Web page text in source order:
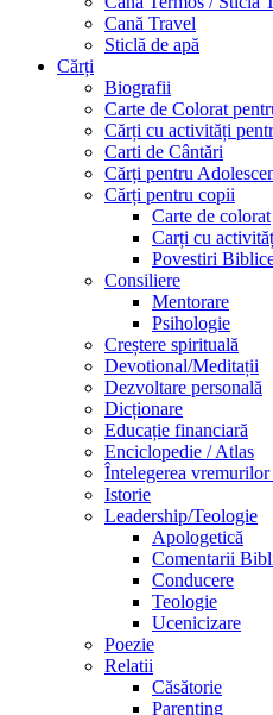
Cană Travel
Sticlă de apă
Cărți
Biografii
Carte de Colorat
Cărți cu activități
Carti de Cântări
Cărți pentru
Cărți pentru copii
Carte de colorat
Carți cu
Povestiri
Consiliere
Mentorare
Psihologie
Creștere spirituală
Devotional/Meditații
Dezvoltare personală
Dicționare
Educație financiară
Enciclopedie / Atlas
Întelegerea vremurilor
Istorie
Leadership/Teologie
Apologetică
Comentarii
Conducere
Teologie
Ucenicizare
Poezie
Relatii
Căsătorie
Parenting